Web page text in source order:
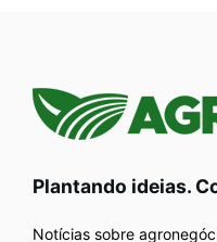
Plantando ideias.
Notícias sobre